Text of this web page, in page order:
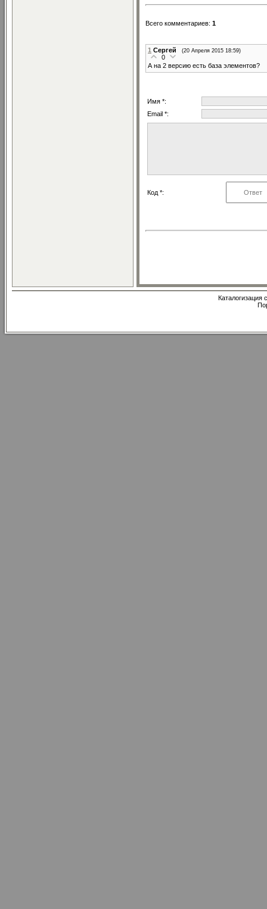
Всего комментариев: 1
1 Сергей (20 Апреля 2015 18:59)
0
А на 2 версию есть база элементов?
Имя *:
Email *:
Код *:
Каталогизация